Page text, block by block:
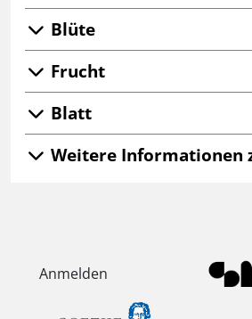
Blüte
Frucht
Blatt
Weitere Informationen
Anmelden